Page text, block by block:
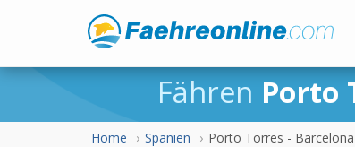
Fähren Porto
Home Spanien Porto Torres - Barcelona